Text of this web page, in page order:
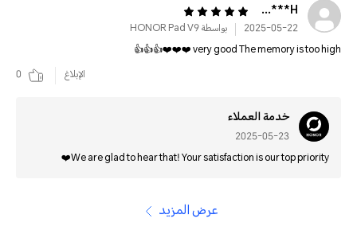
H***********
2025-05-22
بواسطة HONOR Pad V9
very good The memory is too high ❤️❤️❤️👍👍👍
الإبلاغ
0
خدمة العملاء
2025-05-23
We are glad to hear that! Your satisfaction is our top priority❤️
عرض المزيد